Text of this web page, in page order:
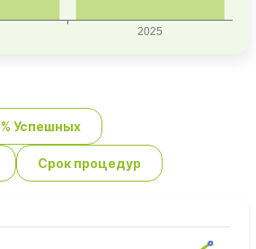
% Успешных
Срок процедур